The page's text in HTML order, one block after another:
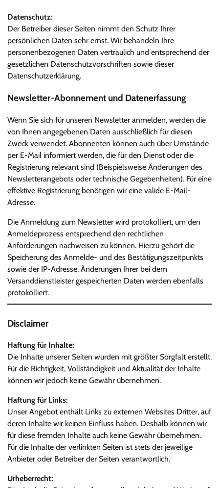
Datenschutz:
Der Betreiber dieser Seiten nimmt den Schutz Ihrer
persönlichen Daten sehr ernst. Wir behandeln Ihre
personenbezogenen Daten vertraulich und entsprechend der
gesetzlichen Datenschutzvorschriften sowie dieser
Datenschutzerklärung.
Newsletter-Abonnement und Datenerfassung
Wenn Sie sich für unseren Newsletter anmelden, werden die
von Ihnen angegebenen Daten ausschließlich für diesen
Zweck verwendet. Abonnenten können auch über Umstände
per E-Mail informiert werden, die für den Dienst oder die
Registrierung relevant sind (Beispielsweise Änderungen des
Newsletterangebots oder technische Gegebenheiten). Für eine
effektive Registrierung benötigen wir eine valide E-Mail-
Adresse.
Die Anmeldung zum Newsletter wird protokolliert, um den
Anmeldeprozess entsprechend den rechtlichen
Anforderungen nachweisen zu können. Hierzu gehört die
Speicherung des Anmelde- und des Bestätigungszeitpunkts
sowie der IP-Adresse. Änderungen Ihrer bei dem
Versanddienstleister gespeicherten Daten werden ebenfalls
protokolliert.
Disclaimer
Haftung für Inhalte:
Die Inhalte unserer Seiten wurden mit größter Sorgfalt erstellt.
Für die Richtigkeit, Vollständigkeit und Aktualität der Inhalte
können wir jedoch keine Gewähr übernehmen.
Haftung für Links:
Unser Angebot enthält Links zu externen Websites Dritter, auf
deren Inhalte wir keinen Einfluss haben. Deshalb können wir
für diese fremden Inhalte auch keine Gewähr übernehmen.
Für die Inhalte der verlinkten Seiten ist stets der jeweilige
Anbieter oder Betreiber der Seiten verantwortlich.
Urheberrecht: